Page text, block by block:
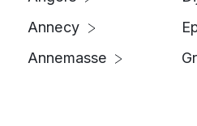
Annecy
Annemasse